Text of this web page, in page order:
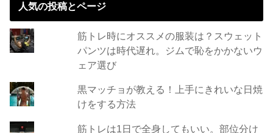
人気の投稿とページ
筋トレ時にオススメの服装は？スウェット
パンツは時代遅れ。ジムで恥をかかないウ
ェア選び
黒マッチョが教える！上手にきれいな日焼
けをする方法
筋トレは1日で全身してもいい。部位分け